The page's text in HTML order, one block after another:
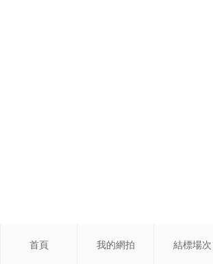
首頁 我的網拍 結標場次